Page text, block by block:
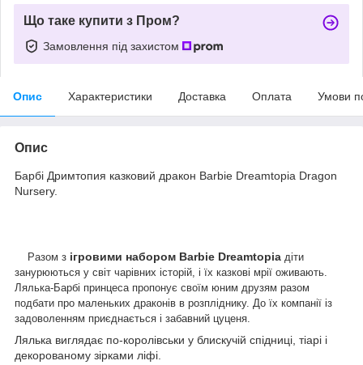
Що таке купити з Пром?
Замовлення під захистом
Опис Характеристики Доставка Оплата Умови
Опис
Барбі Дримтопия казковий дракон Barbie Dreamtopia Dragon
Nursery.
Разом з ігровими набором Barbie Dreamtopia діти
занурюються у світ чарівних історій, і їх казкові мрії оживають.
Лялька-Барбі принцеса пропонує своїм юним друзям разом
подбати про маленьких драконів в розпліднику. До їх компанії із
задоволенням приєднається і забавний цуценя.
Лялька виглядає по-королівськи у блискучій спідниці, тіарі і
декорованому зірками ліфі.